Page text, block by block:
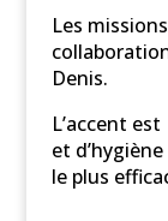
Les
Denis.
L’accent
et
le plus